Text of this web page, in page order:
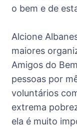
o bem e de
Alcione
maiores
Amigos do
pessoas por
voluntários
extrema
ela é muito